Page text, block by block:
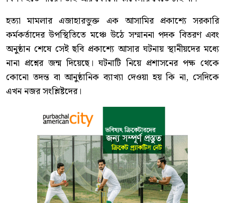
হত্যা মামলার এজাহারভুক্ত এক আসামির প্রকাশ্যে সরকারি
কর্মকর্তাদের উপস্থিতিতে মঞ্চে উঠে সম্মাননা পদক বিতরণ এবং
অনুষ্ঠান শেষে সেই ছবি প্রকাশ্যে আসার ঘটনায় স্থানীয়দের মধ্যে
নানা প্রশ্নের জন্ম দিয়েছে। ঘটনাটি নিয়ে প্রশাসনের পক্ষ থেকে
কোনো তদন্ত বা আনুষ্ঠানিক ব্যাখ্যা দেওয়া হয় কি না, সেদিকে
এখন নজর সংশ্লিষ্টদের।